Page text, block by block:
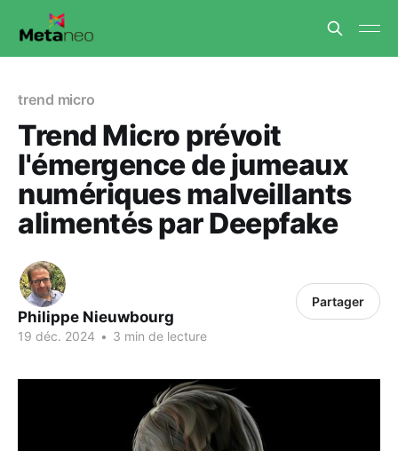
trend micro
Trend Micro prévoit
l'émergence de jumeaux
numériques malveillants
alimentés par Deepfake
Philippe Nieuwbourg
19 déc. 2024 • 3 min de lecture
Partager